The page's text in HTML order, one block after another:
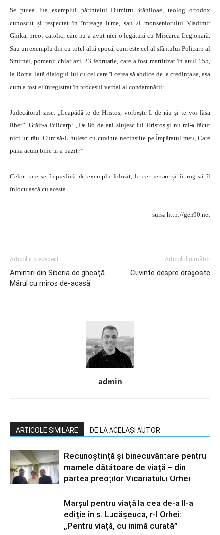
Se putea lua exemplul părintelui Dumitru Stăniloae, teolog ortodox
cunoscut și respectat în întreaga lume, sau al monseniorului Vladimir
Ghika, preot catolic, care nu a avut nici o legătură cu Mișcarea Legionară.
Sau un exemplu din cu totul altă epocă, cum este cel al sfântului Policarp al
Smirnei, pomenit chiar azi, 23 februarie, care a fost martirizat în anul 155,
la Roma. Iată dialogul lui cu cel care îi cerea să abdice de la credința sa, așa
cum a fost el înregistrat în procesul verbal al condamnării:
Judecătorul zise: „Leapădă-te de Hristos, vorbeşte-L de rău şi te voi lăsa
liber”. Grăit-a Policarp: „De 86 de ani slujesc lui Hristos şi nu mi-a făcut
nici un rău. Cum să-L hulesc cu cuvinte necinstite pe Împăratul meu, Care
până acum bine m-a păzit?”
Celor care se împiedică de exemplu folosit, le cer iertare și îi rog să îl
înlocuiască cu acesta.
sursa http://gen90.net
Articolul precedent
Amintiri din Siberia de gheaţă.
Mărul cu miros de-acasă
Articolul următor
Cuvinte despre dragoste
admin
ARTICOLE SIMILARE DE LA ACELAȘI AUTOR
Recunoștință și binecuvântare pentru
mamele dătătoare de viață – din
partea preoților Vicariatului Orhei
Marșul pentru viață la cea de-a II-a
ediție în s. Lucășeuca, r-l Orhei:
„Pentru viață, cu inimă curată”